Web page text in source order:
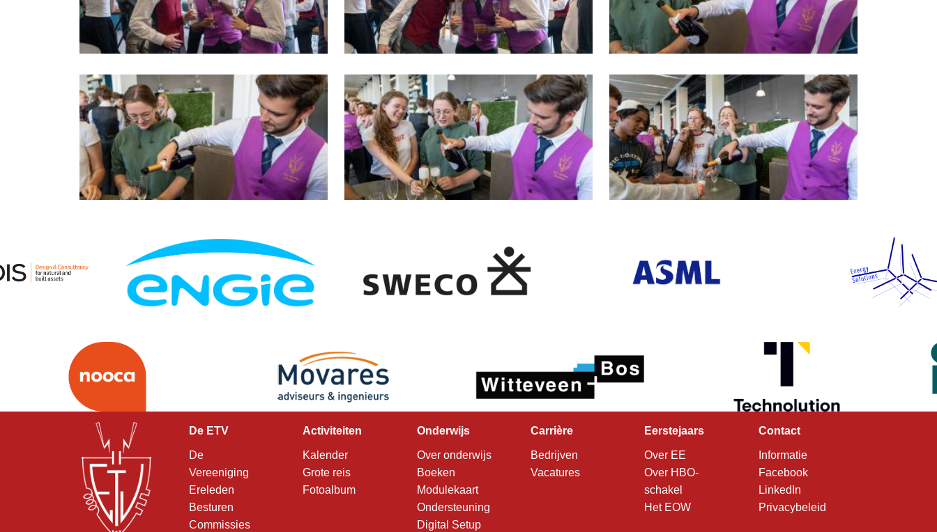
De ETV
De
Vereeniging
Ereleden
Besturen
Commissies
Activiteiten
Kalender
Grote reis
Fotoalbum
Onderwijs
Over onderwijs
Boeken
Modulekaart
Ondersteuning
Digital Setup
Carrière
Bedrijven
Vacatures
Eerstejaars
Over EE
Over HBO-
schakel
Het EOW
Contact
Informatie
Facebook
LinkedIn
Privacybeleid